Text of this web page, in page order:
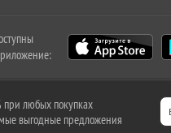
любых покупках
выгодные предложения